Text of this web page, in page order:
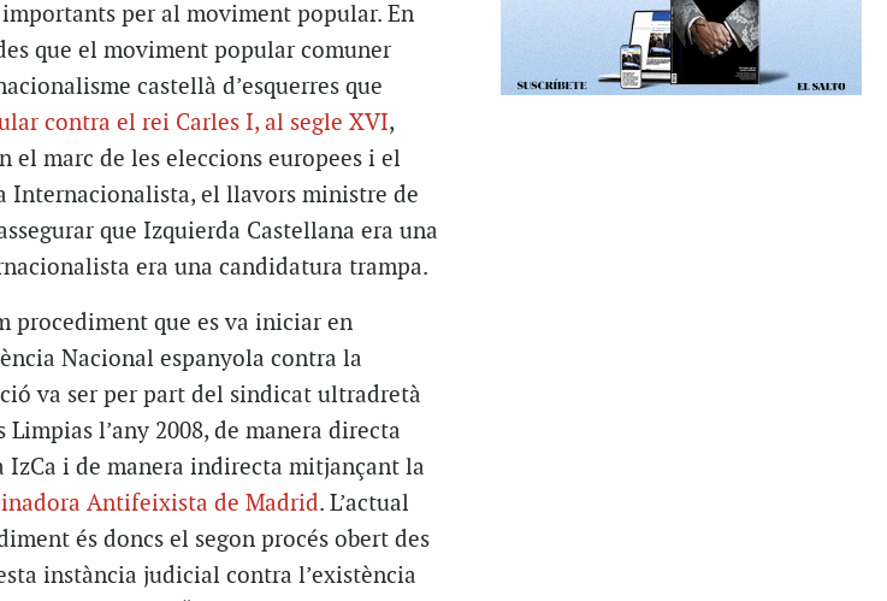
per al moviment popular. En
que el moviment popular comuner
castellà d’esquerres que
contra el rei Carles I, al segle XVI,
el marc de les eleccions europees i el
el llavors ministre de
que Izquierda Castellana era una
era una candidatura trampa.
procediment que es va iniciar en
Nacional espanyola contra la
va ser per part del sindicat ultradretà
Limpias l’any 2008, de manera directa
IzCa i de manera indirecta mitjançant la
Antifeixista de Madrid. L’actual
és doncs el segon procés obert des
instància judicial contra l’existència